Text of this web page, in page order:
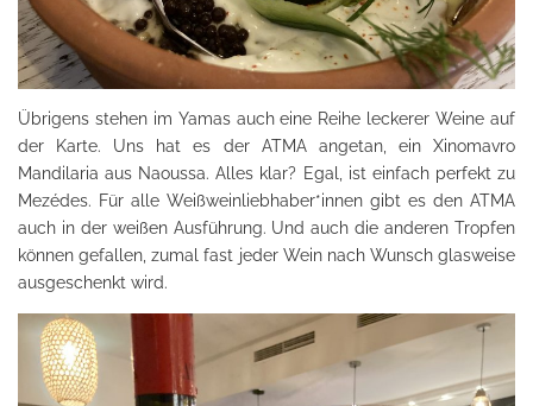
Übrigens stehen im Yamas auch eine Reihe leckerer Weine auf
der Karte. Uns hat es der ATMA angetan, ein Xinomavro
Mandilaria aus Naoussa. Alles klar? Egal, ist einfach perfekt zu
Mezédes. Für alle Weißweinliebhaber*innen gibt es den ATMA
auch in der weißen Ausführung. Und auch die anderen Tropfen
können gefallen, zumal fast jeder Wein nach Wunsch glasweise
ausgeschenkt wird.